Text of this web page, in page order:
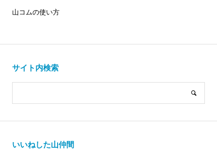
山コムの使い方
サイト内検索
いいねした山仲間